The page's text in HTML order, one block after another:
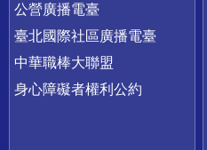
公營廣播電臺
臺北國際社區廣播電臺
中華職棒大聯盟
身心障礙者權利公約